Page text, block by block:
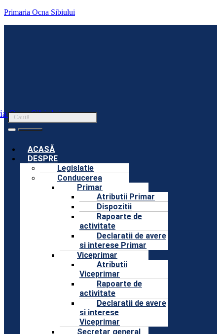
Primaria Ocna Sibiului
Ocna Sibiului
Menu
ACASĂ
DESPRE
Legislatie
Conducerea
Primar
Atributii Primar
Dispozitii
Rapoarte de
activitate
Declaratii de avere
si interese Primar
Viceprimar
Atributii
Viceprimar
Rapoarte de
activitate
Declaratii de avere
si interese
Viceprimar
Secretar general